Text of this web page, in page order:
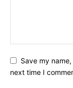
Save my
next time I